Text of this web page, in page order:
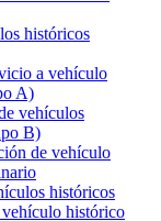
históricos
a vehículo
A)
vehículos
B)
de vehículo
históricos
histórico